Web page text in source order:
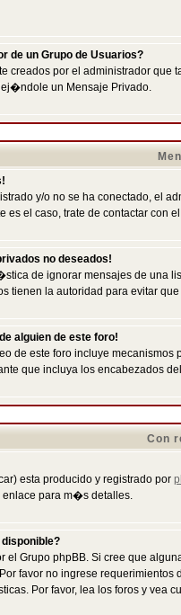
de un Grupo de Usuarios?
creados por el administrador
un Mensaje Privado.
y/o no se ha conectado, el
el caso, trate de contactar con
no deseados!
de ignorar mensajes de una
tienen la autoridad para evitar
alguien de este foro!
de este foro incluye
que incluya los encabezados
Con
esta producido y registrado por
enlace para m�s detalles.
el Grupo phpBB. Si cree que
favor no ingrese
Por favor, lea los foros y vea